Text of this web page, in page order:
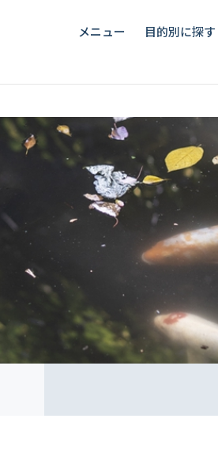
メニュー 目的別に探す